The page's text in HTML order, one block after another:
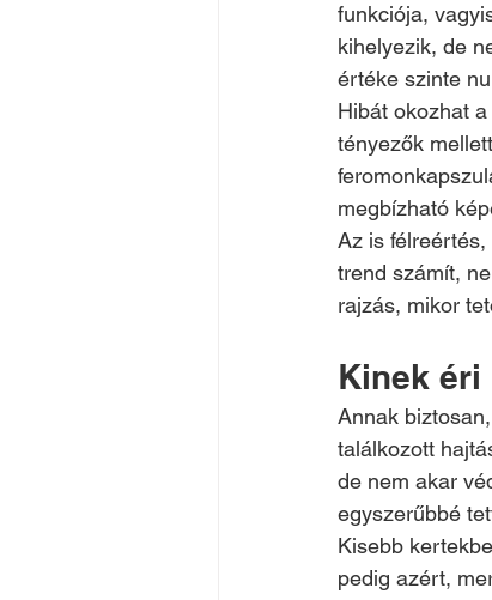
funkciója,
kihelyezik, de
értéke szinte
Hibát okozhat
tényezők
megbízható
Az is
trend számít,
rajzás, mikor
Kinek éri
Annak
találkozott
de nem akar
egyszerűbbé
Kisebb
pedig azért,